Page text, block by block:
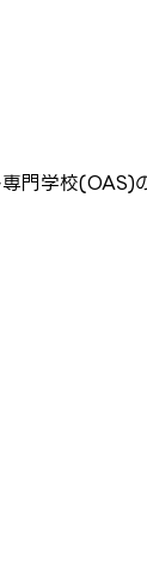
門学校(OAS)